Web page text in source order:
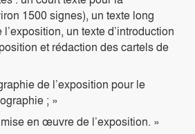
1500 signes), un texte long
un texte d’introduction
et rédaction des cartels de
de l’exposition pour le
; »
en œuvre de l’exposition. »